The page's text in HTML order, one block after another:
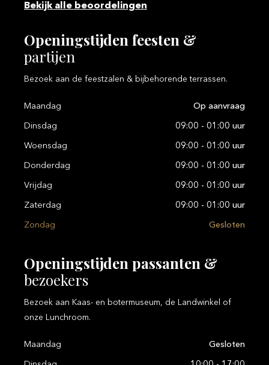
Bekijk alle beoordelingen
Openingstijden feesten &
partijen
Bezoek aan de feestzalen & bijbehorende terrassen.
Maandag Op aanvraag
Dinsdag 09:00 - 01:00 uur
Woensdag 09:00 - 01:00 uur
Donderdag 09:00 - 01:00 uur
Vrijdag 09:00 - 01:00 uur
Zaterdag 09:00 - 01:00 uur
Zondag Gesloten
Openingstijden passanten &
bezoekers
Bezoek aan Kaas- en botermuseum, de Landwinkel of
onze Lunchroom.
Maandag Gesloten